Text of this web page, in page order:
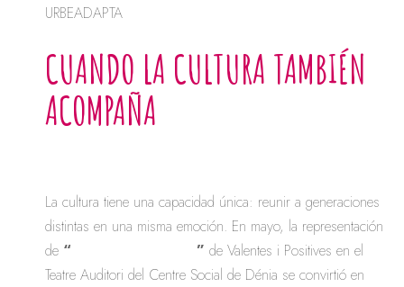
URBEADAPTA
CUANDO LA CULTURA TAMBIÉN
ACOMPAÑA
La cultura tiene una capacidad única: reunir a generaciones
distintas en una misma emoción. En mayo, la representación
de “ ”de Valentes i Positives en el
Teatre Auditori del Centre Social de Dénia se convirtió en